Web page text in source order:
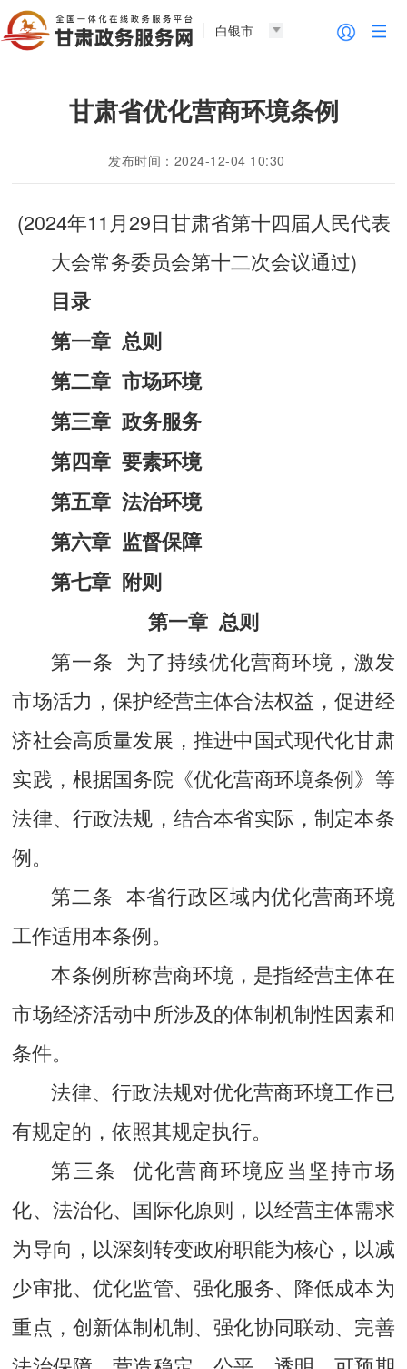
白银市
甘肃省优化营商环境条例
发布时间：2024-12-04 10:30
(2024年11月29日甘肃省第十四届人民代表
大会常务委员会第十二次会议通过)
目录
第一章 总则
第二章 市场环境
第三章 政务服务
第四章 要素环境
第五章 法治环境
第六章 监督保障
第七章 附则
第一章 总则
第一条 为了持续优化营商环境，激发
市场活力，保护经营主体合法权益，促进经
济社会高质量发展，推进中国式现代化甘肃
实践，根据国务院《优化营商环境条例》等
法律、行政法规，结合本省实际，制定本条
例。
第二条 本省行政区域内优化营商环境
工作适用本条例。
本条例所称营商环境，是指经营主体在
市场经济活动中所涉及的体制机制性因素和
条件。
法律、行政法规对优化营商环境工作已
有规定的，依照其规定执行。
第三条 优化营商环境应当坚持市场
化、法治化、国际化原则，以经营主体需求
为导向，以深刻转变政府职能为核心，以减
少审批、优化监管、强化服务、降低成本为
重点，创新体制机制、强化协同联动、完善